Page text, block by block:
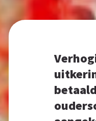
betaald